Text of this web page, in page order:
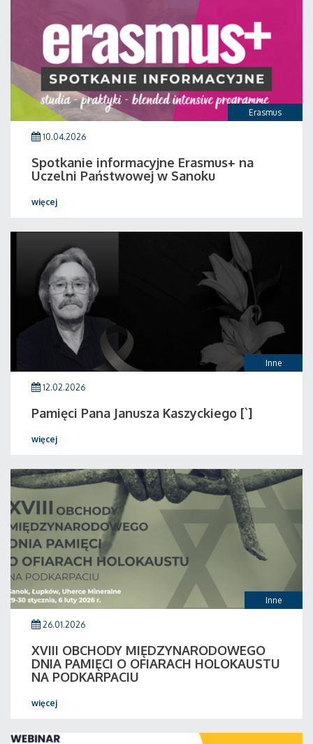
Erasmus
10.04.2026
Spotkanie informacyjne Erasmus+ na
Uczelni Państwowej w Sanoku
więcej
Inne
12.02.2026
Pamięci Pana Janusza Kaszyckiego [`]
więcej
Inne
26.01.2026
XVIII OBCHODY MIĘDZYNARODOWEGO
DNIA PAMIĘCI O OFIARACH HOLOKAUSTU
NA PODKARPACIU
więcej